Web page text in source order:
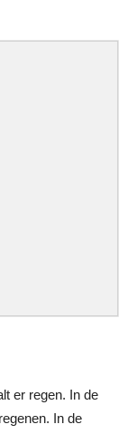
er regen. In de
In de